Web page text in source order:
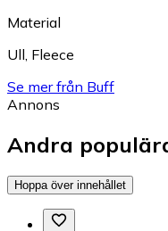
Material
Ull Fleece
Se mer från Buff
Annons
Andra
Hoppa över innehållet